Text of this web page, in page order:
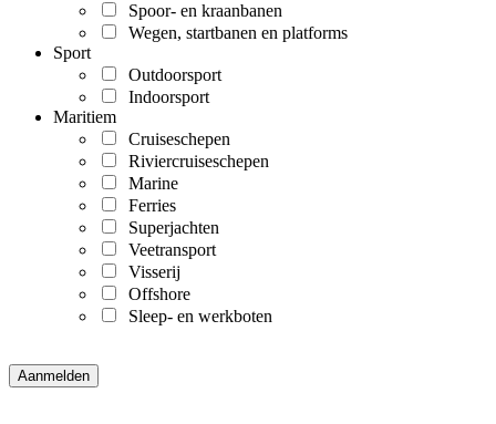
Spoor- en kraanbanen
Wegen, startbanen en platforms
Sport
Outdoorsport
Indoorsport
Maritiem
Cruiseschepen
Riviercruiseschepen
Marine
Ferries
Superjachten
Veetransport
Visserij
Offshore
Sleep- en werkboten